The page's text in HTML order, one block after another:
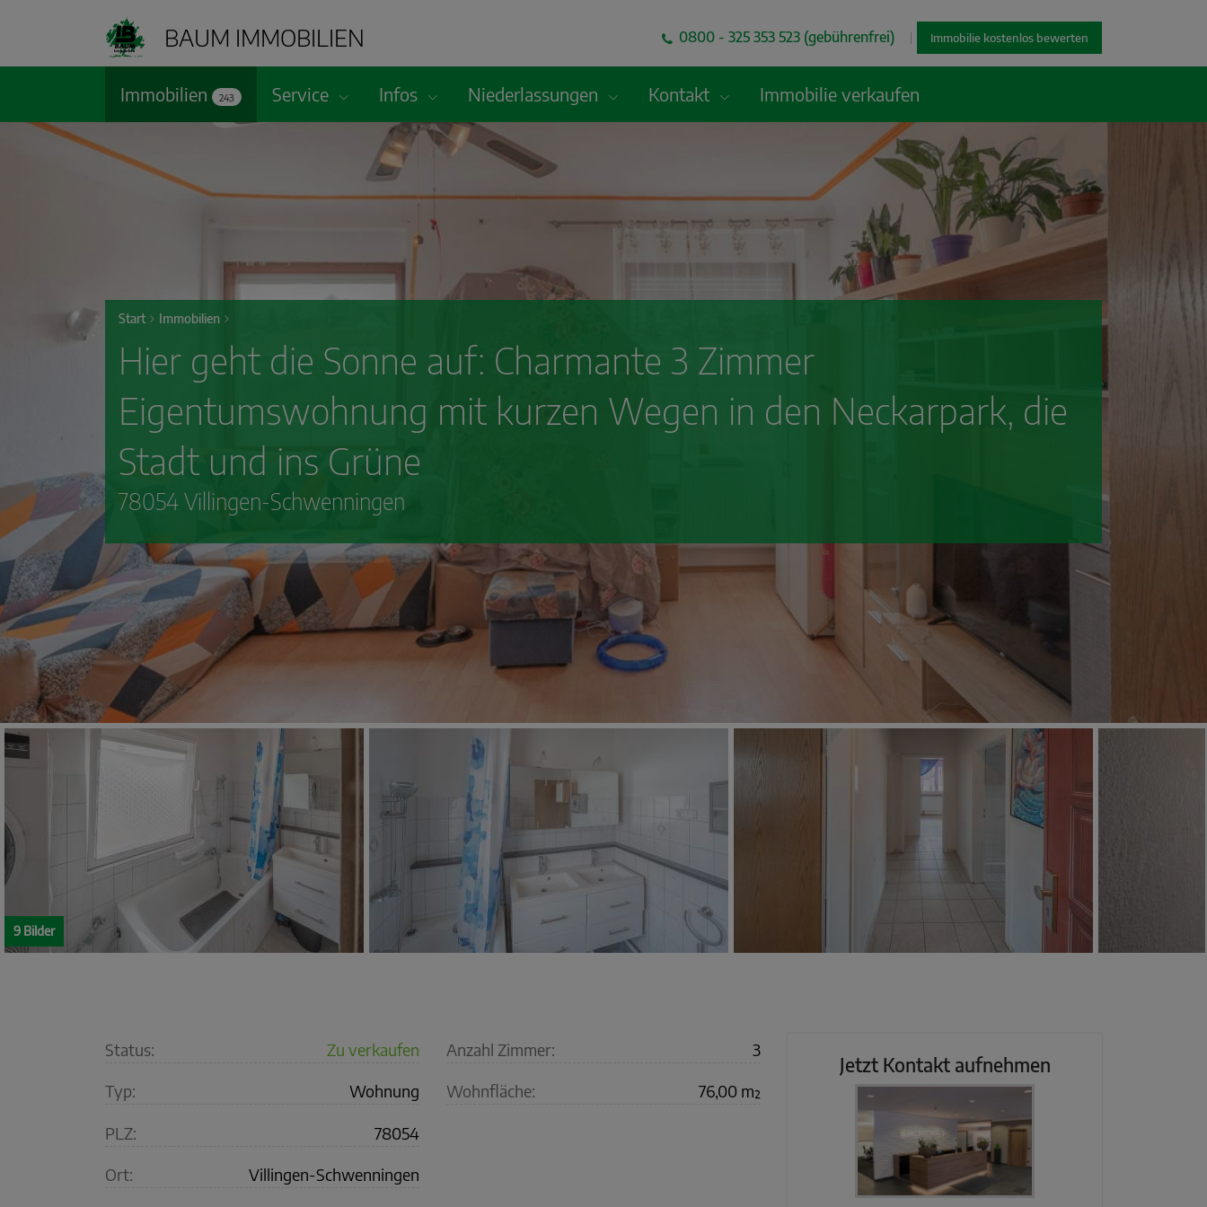
BAUM IMMOBILIEN 0800 - 325 353 523 (gebührenfrei) | Immobilie kostenlos bewerten
Immobilien 243 Service Infos Niederlassungen Kontakt Immobilie verkaufen
Start Immobilien
Hier geht die Sonne auf: Charmante 3 Zimmer
Eigentumswohnung mit kurzen Wegen in den Neckarpark, die
Stadt und ins Grüne
78054 Villingen-Schwenningen
9 Bilder
Status: Zu verkaufen
Typ: Wohnung
PLZ: 78054
Ort: Villingen-Schwenningen
Anzahl Zimmer: 3
Wohnfläche: 76,00 m²
Jetzt Kontakt aufnehmen